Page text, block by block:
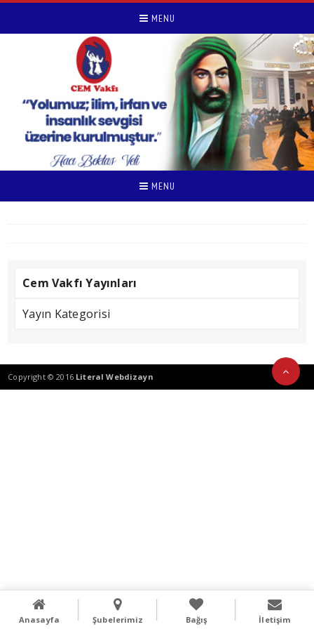
MENU
MENU
Cem Vakfı Yayınları
Yayın Kategorisi
Copyright © 2016 Literal Webdizayn
Anasayfa Şubelerimiz Bağış İletişim